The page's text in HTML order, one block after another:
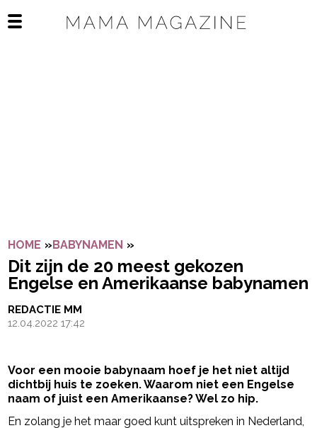
Open het mobiele menu
HOME »BABYNAMEN »
Dit zijn de 20 meest gekozen
Engelse en Amerikaanse babynamen
REDACTIE MM
12.04.2022 17:42
Voor een mooie babynaam hoef je het niet altijd
dichtbij huis te zoeken. Waarom niet een Engelse
naam of juist een Amerikaanse? Wel zo hip.
En zolang je het maar goed kunt uitspreken in Nederland,